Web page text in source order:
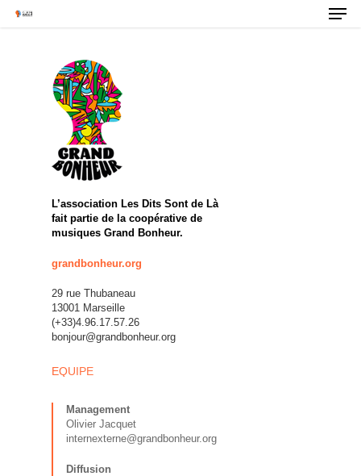
L’association Les Dits Sont de Là
fait partie de la coopérative de
musiques Grand Bonheur.
grandbonheur.org
29 rue Thubaneau
13001 Marseille
(+33)4.96.17.57.26
bonjour@grandbonheur.org
EQUIPE
Management
Olivier Jacquet
internexterne@grandbonheur.org
Diffusion
Médiations